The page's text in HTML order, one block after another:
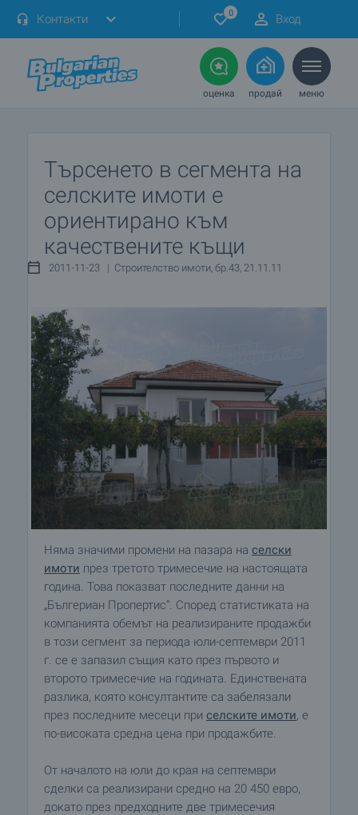
Контакти 0 Вход
оценка продай меню
Търсенето в сегмента на
селските имоти е
ориентирано към
качествените къщи
2011-11-23 | Строителство имоти, бр.43, 21.11.11
Няма значими промени на пазара на селски
имоти през третото тримесечие на настоящата
година. Това показват последните данни на
„Бългериaн Пропeртис“. Според статистиката на
компанията обемът на реализираните продажби
в този сегмент за периода юли-септември 2011
г. се е запазил същия като през първото и
второто тримесечие на годината. Единствената
разлика, която консултантите са забелязали
през последните месеци при селските имоти, е
по-високата средна цена при продажбите.
От началото на юли до края на септември
сделки са реализирани средно на 20 450 евро,
докато през предходните две тримесечия